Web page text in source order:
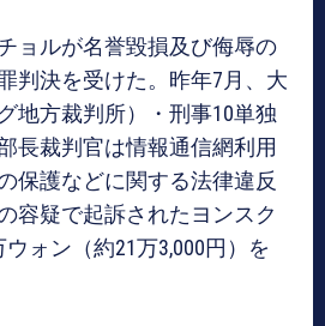
ョルが名誉毀損及び侮辱の
判決を受けた。昨年7月、大
地方裁判所）・刑事10単独
長裁判官は情報通信網利用
保護などに関する法律違反
容疑で起訴されたヨンスク
ォン（約21万3,000円）を